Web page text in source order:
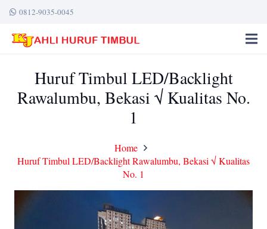
0812-9035-0045
Huruf Timbul LED/Backlight
Rawalumbu, Bekasi √ Kualitas No.
1
Home
Huruf Timbul LED/Backlight Rawalumbu, Bekasi √ Kualitas
No. 1